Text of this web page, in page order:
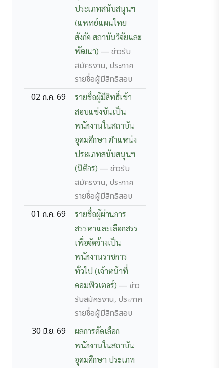
ประเภทสนับสนุนฯ
(แพทย์แผนไทย
สังกัด สถาบันวิจัยและ
พัฒนา) — ข่าวรับ
สมัครงาน, ประกาศ
รายชื่อผู้มีสิทธิสอบ
02 ก.ค. 69
รายชื่อผู้มีสิทธิ์เข้า
สอบแข่งขันเป็น
พนักงานในสถาบัน
อุดมศึกษา ตำแหน่ง
ประเภทสนับสนุนฯ
(นิติกร) — ข่าวรับ
สมัครงาน, ประกาศ
รายชื่อผู้มีสิทธิสอบ
01 ก.ค. 69
รายชื่อผู้ผ่านการ
สรรหาและเลือกสรร
เพื่อจัดจ้างเป็น
พนักงานราชการ
ทั่วไป (เจ้าหน้าที่
คอมพิวเตอร์) — ข่าว
รับสมัครงาน, ประกาศ
รายชื่อผู้มีสิทธิสอบ
30 มิ.ย. 69
ผลการคัดเลือก
พนักงานในสถาบัน
อุดมศึกษา ประเภท